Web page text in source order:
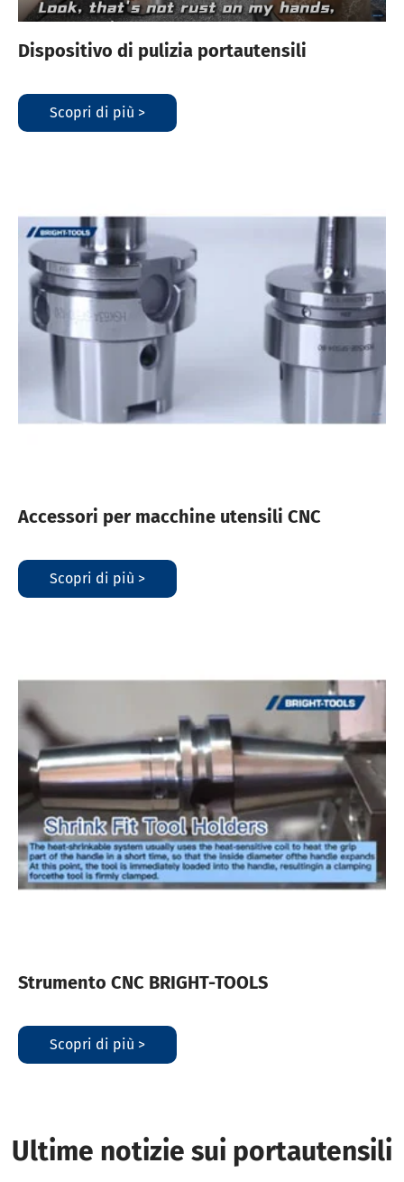
Dispositivo di pulizia portautensili
Scopri di più >
Accessori per macchine utensili CNC
Scopri di più >
Strumento CNC BRIGHT-TOOLS
Scopri di più >
Ultime notizie sui portautensili